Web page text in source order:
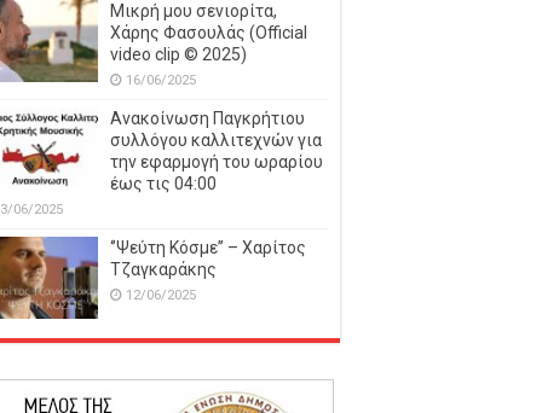
Μικρή μου σενιορίτα,
Χάρης Φασουλάς (Official
video clip © 2025)
16/06/2025
Ανακοίνωση Παγκρήτιου
συλλόγου καλλιτεχνών για
την εφαρμογή του ωραρίου
έως τις 04:00
06/2025
‘’Ψεύτη Κόσμε’’ – Χαρίτος
Τζαγκαράκης
12/06/2025